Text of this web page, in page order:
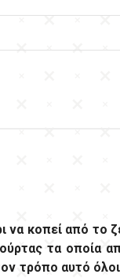
να κοπεί από το
τα οποία
τρόπο αυτό